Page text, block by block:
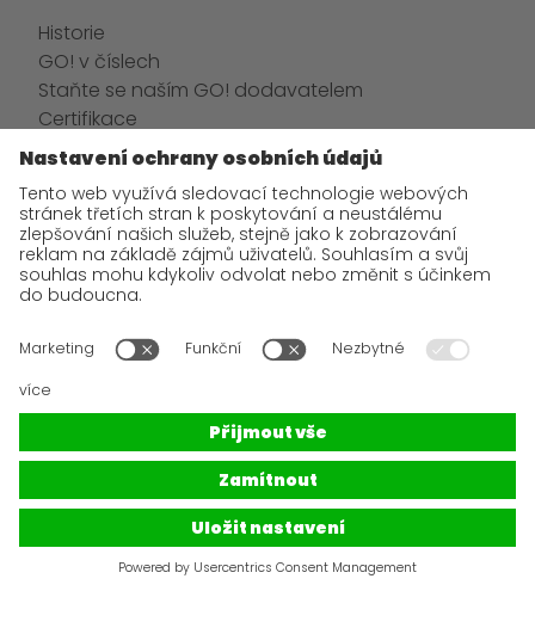
Historie
GO! v číslech
Staňte se naším GO! dodavatelem
Certifikace
Aktuality
GO! Kariéra
Kontaktní a bankovní údaje
GDPR
Řešení sporů
VOP
Poštovní obchodní podmínky
GO!
zásilek se čtyřicetiletou tradicí, který obsluhuje všechny země
světa. Rychle a spolehlivě přepravíme vše - od důležitého
dokumentu až po těžký balík. Flexibilita, individuální přístup k
zákazníkovi a vysoká úroveň komunikace jsou hlavními atributy
spolupráce s námi. Jsme opravdoví specialisté na západní a
střední Evropu a zajistíme Vám exportní i importní přepravu
zásilek v nadstandardním servisu.
GO!Express & Logistics s.r.o.